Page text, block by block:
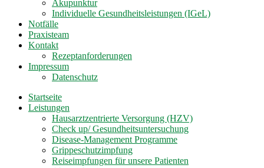
Akupunktur
Individuelle Gesundheitsleistungen (IGeL)
Notfälle
Praxisteam
Kontakt
Rezeptanforderungen
Impressum
Datenschutz
Startseite
Leistungen
Hausarztzentrierte Versorgung (HZV)
Check up/ Gesundheitsuntersuchung
Disease-Management Programme
Grippeschutzimpfung
Reiseimpfungen für unsere Patienten